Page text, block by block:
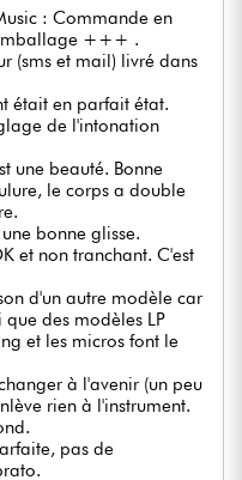
: Commande en
+++ .
(sms et mail) livré dans
était en parfait état.
de l'intonation
une beauté. Bonne
le corps a double
bonne glisse.
et non tranchant. C'est
d'un autre modèle car
des modèles LP
et les micros font le
à l'avenir (un peu
rien à l'instrument.
pas de